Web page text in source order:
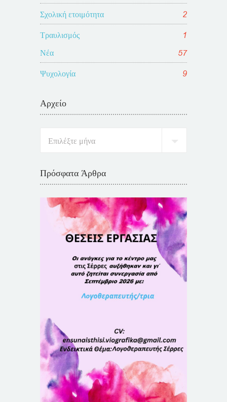
Σχολική ετοιμότητα
2
Τραυλισμός
1
Νέα
57
Ψυχολογία
9
Αρχείο
Πρόσφατα Άρθρα